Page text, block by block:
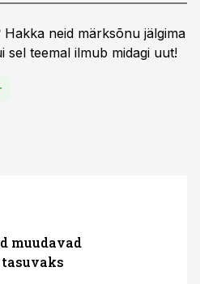
Hakka neid märksõnu jälgima
sel teemal ilmub midagi uut!
muudavad